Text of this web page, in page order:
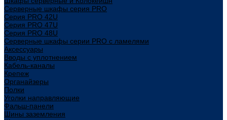
Серверные шкафы серия PRO
Серия PRO 42U
Серия PRO 47U
Серия PRO 48U
Серверные шкафы серии PRO с ламелями
Аксессуары
Вводы с уплотнением
Кабель-каналы
Крепеж
Органайзеры
Полки
Уголки направляющие
Фальш-панели
Шины заземления